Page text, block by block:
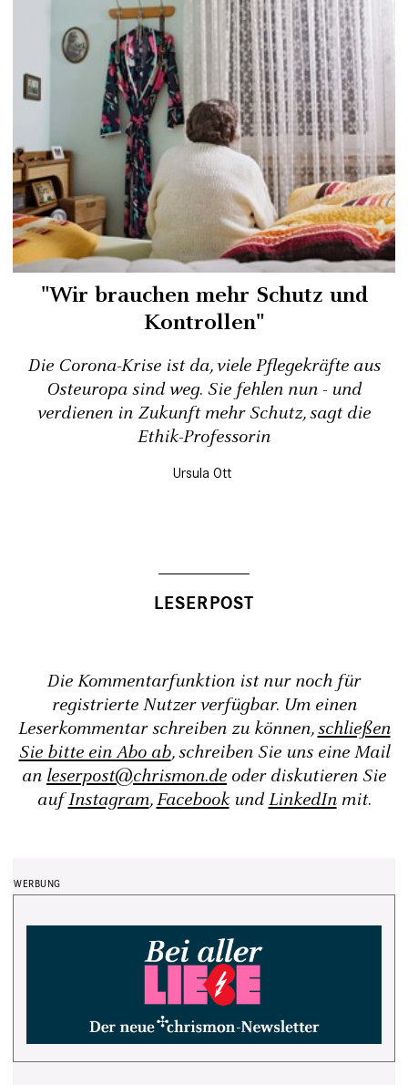
"Wir brauchen mehr Schutz und
Kontrollen"
Die Corona-Krise ist da, viele Pflegekräfte aus
Osteuropa sind weg. Sie fehlen nun - und
verdienen in Zukunft mehr Schutz, sagt die
Ethik-Professorin
Ursula Ott
Die Kommentarfunktion ist nur noch für
registrierte Nutzer verfügbar. Um einen
Leserkommentar schreiben zu können,schließen
Sie bitte ein Abo ab, schreiben Sie uns eine Mail
an leserpost@chrismon.de oder diskutieren Sie
aufInstagram,FacebookundLinkedInmit.